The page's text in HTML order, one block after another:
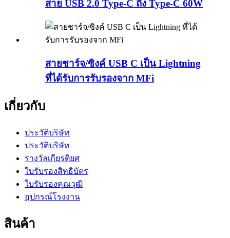
สาย USB 2.0 Type-C ถึง Type-C 60W
สายชาร์จ/ซิงค์ USB C เป็น Lightning
ที่ได้รับการรับรองจาก MFi
เกี่ยวกับ
ประวัติบริษัท
ประวัติบริษัท
รางวัลเกียรติยศ
ใบรับรองสิทธิบัตร
ใบรับรองคุณวุฒิ
อุปกรณ์โรงงาน
สินค้า